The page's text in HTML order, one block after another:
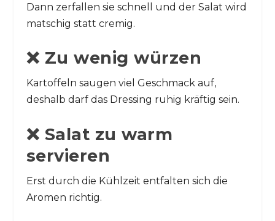
Dann zerfallen sie schnell und der Salat wird
matschig statt cremig.
❌ Zu wenig würzen
Kartoffeln saugen viel Geschmack auf,
deshalb darf das Dressing ruhig kräftig sein.
❌ Salat zu warm
servieren
Erst durch die Kühlzeit entfalten sich die
Aromen richtig.